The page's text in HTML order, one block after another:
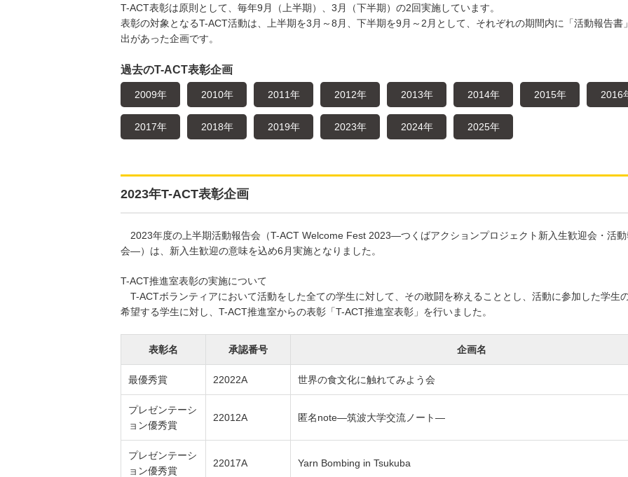
T-ACT表彰は原則として、毎年9月（上半期）、3月（下半期）の2回実施しています。
表彰の対象となるT-ACT活動は、上半期を3月～8月、下半期を9月～2月として、それぞれの期間内に「活動報告書
出があった企画です。
過去のT-ACT表彰企画
2009年 2010年 2011年 2012年 2013年 2014年 2015年 2016
2017年 2018年 2019年 2023年 2024年 2025年
2023年T-ACT表彰企画
2023年度の上半期活動報告会（T-ACT Welcome Fest 2023―つくばアクションプロジェクト新入生歓迎会・活
会―）は、新入生歓迎の意味を込め6月実施となりました。
T-ACT推進室表彰の実施について
T-ACTボランティアにおいて活動をした全ての学生に対して、その敢闘を称えることとし、活動に参加した学生
希望する学生に対し、T-ACT推進室からの表彰「T-ACT推進室表彰」を行いました。
表彰名 承認番号 企画名
最優秀賞 22022A 世界の食文化に触れてみよう会
プレゼンテーシ
ョン優秀賞
22012A 匿名note―筑波大学交流ノート―
プレゼンテーシ
ョン優秀賞
22017A Yarn Bombing in Tsukuba